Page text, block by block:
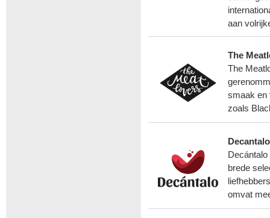
aan
The
The
smaak en
zoals
brede
omvat